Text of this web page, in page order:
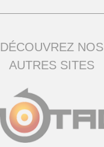
DÉCOUVREZ NOS
AUTRES SITES